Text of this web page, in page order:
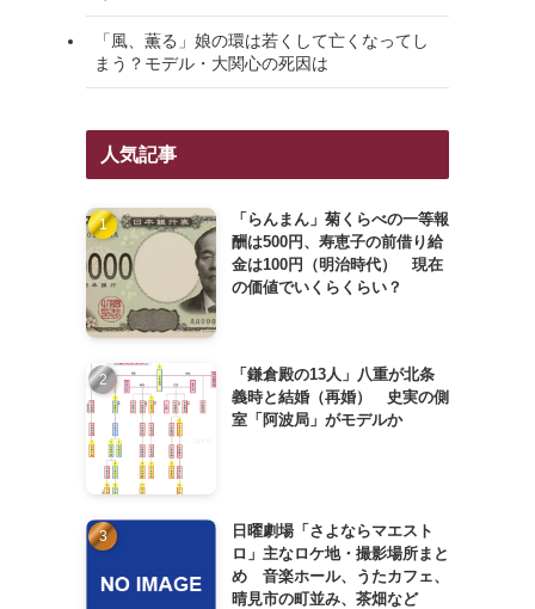
「風、薫る」娘の環は若くして亡くなってし
まう？モデル・大関心の死因は
人気記事
「らんまん」菊くらべの一等報
酬は500円、寿恵子の前借り給
金は100円（明治時代） 現在
の価値でいくらくらい？
「鎌倉殿の13人」八重が北条
義時と結婚（再婚） 史実の側
室「阿波局」がモデルか
日曜劇場「さよならマエスト
ロ」主なロケ地・撮影場所まと
め 音楽ホール、うたカフェ、
晴見市の町並み、茶畑など